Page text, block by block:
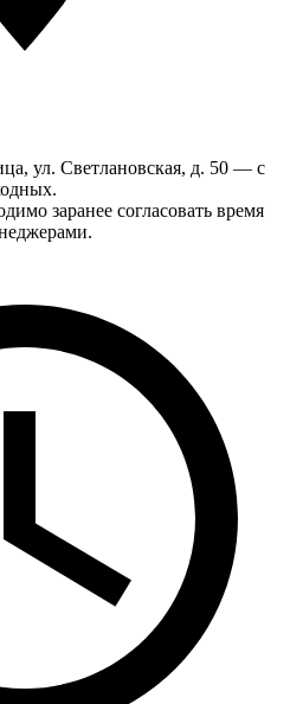
ул. Светлановская, д. 50 — с
заранее согласовать время